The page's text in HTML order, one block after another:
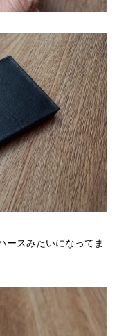
ースみたいになってま